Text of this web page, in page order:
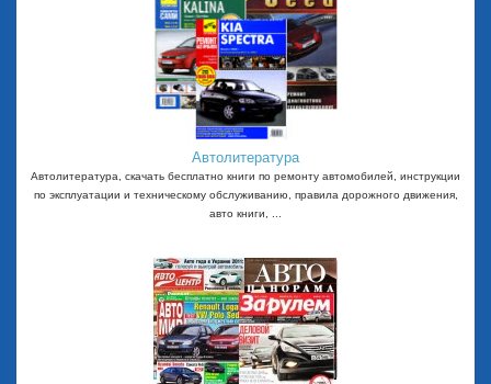
Автолитература
Автолитература, скачать бесплатно книги по ремонту автомобилей, инструкции
по эксплуатации и техническому обслуживанию, правила дорожного движения,
авто книги, ...